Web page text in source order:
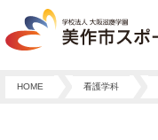
HOME 看護学科